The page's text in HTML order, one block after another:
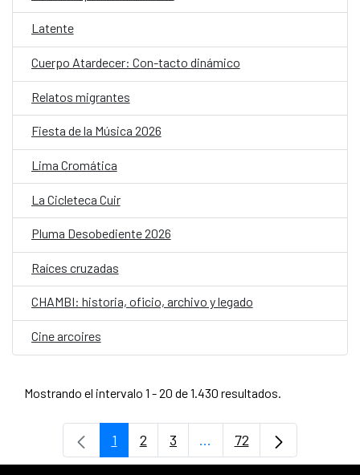
Latente
Cuerpo Atardecer: Con-tacto dinámico
Relatos migrantes
Fiesta de la Música 2026
Lima Cromática
La Cicleteca Cuir
Pluma Desobediente 2026
Raíces cruzadas
CHAMBI: historia, oficio, archivo y legado
Cine arcoires
Mostrando el intervalo 1 - 20 de 1.430 resultados.
Página
1 Página
2 Página
3 ...Páginas intermedias
Página
72